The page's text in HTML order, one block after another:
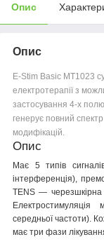
Опис
Опис
E-Stim Basic MT1023
електротерапії з
застосування 4-х
генерує повний
модифікацій.
Опис
Має 5 типів
інтерференція),
TENS ― черезшкірна
Електростимуляція
середньої частоти).
має три фази